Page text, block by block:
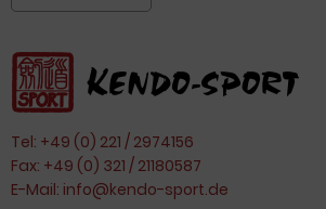
Tel: +49 (0) 221 / 2974156
Fax: +49 (0) 321 / 21180587
E-Mail: info@kendo-sport.de